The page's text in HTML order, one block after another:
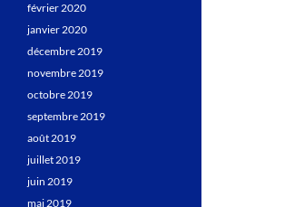
février 2020
janvier 2020
décembre 2019
novembre 2019
octobre 2019
septembre 2019
août 2019
juillet 2019
juin 2019
mai 2019